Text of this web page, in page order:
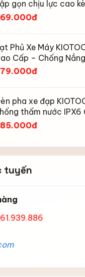
gọn chịu lực cao
bảo hiểm
Phủ Xe Máy
Cấp – Chống
Bụi, Chống Tia
pha xe đạp
thấm nước IPX6
tuyến